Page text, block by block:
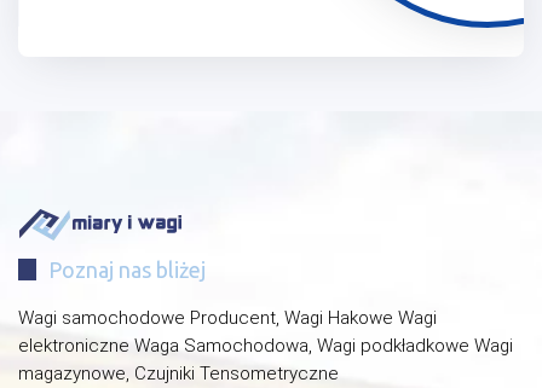
Poznaj nas bliżej
Wagi samochodowe Producent, Wagi Hakowe Wagi
elektroniczne Waga Samochodowa, Wagi podkładkowe Wagi
magazynowe, Czujniki Tensometryczne